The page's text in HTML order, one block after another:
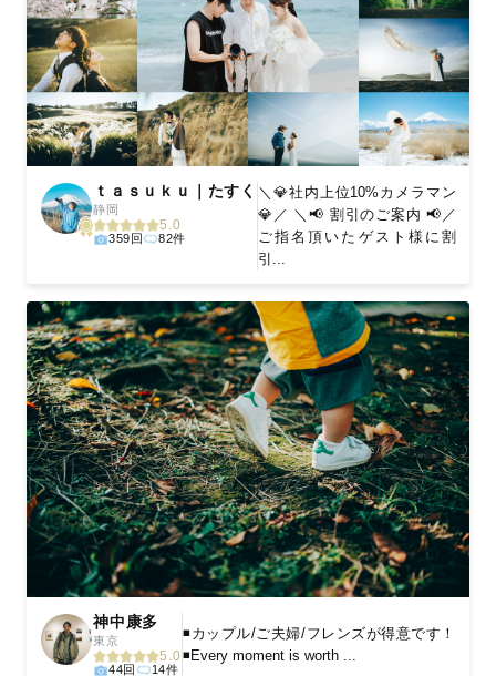
ｔａｓｕｋｕ｜たすく
静岡
5.0
359回 82件
＼💎社内上位10%カメラマン
💎／ ＼📢 割引のご案内 📢／
ご指名頂いたゲスト様に割
引...
神中康多
東京
5.0
44回 14件
◾️カップル/ご夫婦/フレンズが得意です！
◾️Every moment is worth ...